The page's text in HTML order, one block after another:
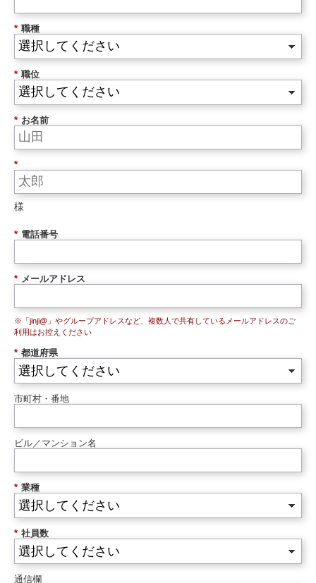
* 職種
* 職位
* お名前
*
様
* 電話番号
* メールアドレス
※「jinji@」やグループアドレスなど、複数人で共有しているメールアドレスのご
利用はお控えください
* 都道府県
市町村・番地
ビル／マンション名
* 業種
* 社員数
通信欄